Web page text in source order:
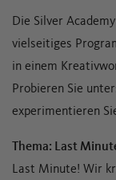
Die Silver
vielseitiges
in einem
Probieren Sie
experimentieren
Thema: Last
Last Minute! Wir